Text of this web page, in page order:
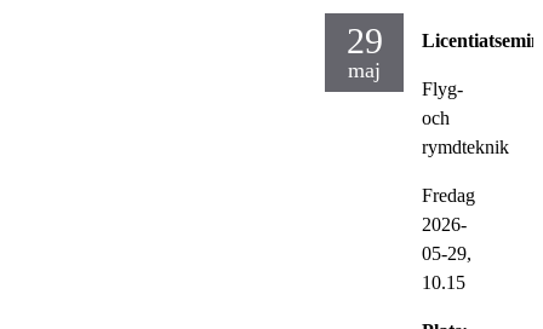
29
maj
Flyg-
och
rymdteknik
Fredag
2026-
05-29,
10.15